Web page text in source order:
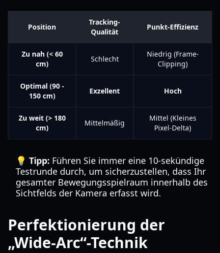
Position
Tracking-
Qualität
Punkt-Effizienz
Zu nah (< 60
cm)
Schlecht
Niedrig (Frame-
Clipping)
Optimal (90 -
150 cm)
Exzellent Hoch
Zu weit (> 180
cm)
Mittelmäßig
Mittel (Kleines
Pixel-Delta)
💡 Tipp: Führen Sie immer eine 10-sekündige
Testrunde durch, um sicherzustellen, dass Ihr
gesamter Bewegungsspielraum innerhalb des
Sichtfelds der Kamera erfasst wird.
Perfektionierung der
„Wide-Arc“-Technik